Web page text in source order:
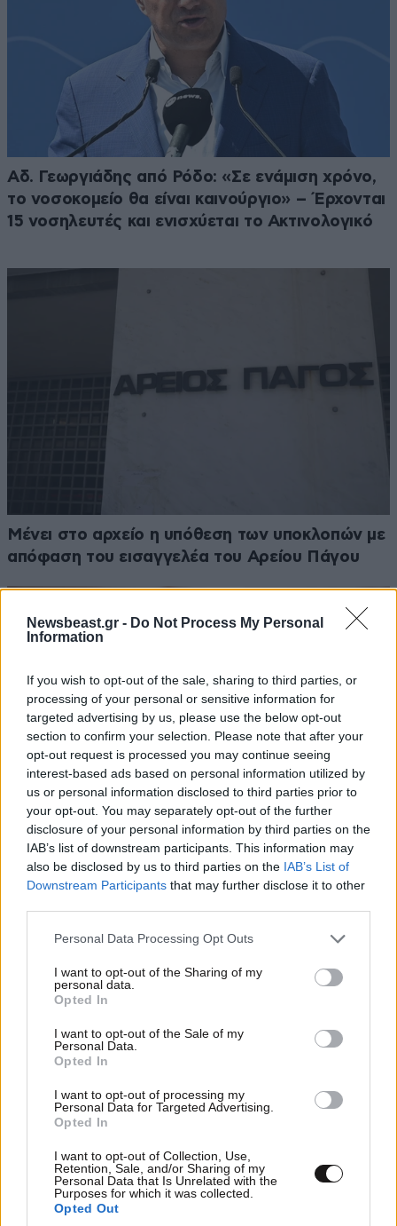
Newsbeast.gr - Do Not Process My Personal
Information
If you wish to opt-out of the sale, sharing to third parties, or
processing of your personal or sensitive information for
targeted advertising by us, please use the below opt-out
section to confirm your selection. Please note that after your
opt-out request is processed you may continue seeing
interest-based ads based on personal information utilized by
us or personal information disclosed to third parties prior to
your opt-out. You may separately opt-out of the further
disclosure of your personal information by third parties on the
IAB’s list of downstream participants. This information may
also be disclosed by us to third parties on the IAB’s List of
Downstream Participants that may further disclose it to other
Please note that this website/app uses one or more Google
not limited to your visit or usage behaviour. You may click to
grant or deny consent to Google and its third-party tags to
use your data for below specified purposes in below Google
consent section.
Personal Data Processing Opt Outs
I want to opt-out of the Sharing of my
personal data.
Opted In
I want to opt-out of the Sale of my
Personal Data.
Opted In
I want to opt-out of processing my
Personal Data for Targeted Advertising.
Opted In
I want to opt-out of Collection, Use,
Retention, Sale, and/or Sharing of my
Personal Data that Is Unrelated with the
Purposes for which it was collected.
Opted Out
Αδ. Γεωργιάδης από Ρόδο: «Σε ενάμιση χρόνο,
το νοσοκομείο θα είναι καινούργιο» – Έρχονται
15 νοσηλευτές και ενισχύεται το Ακτινολογικό
Μένει στο αρχείο η υπόθεση των υποκλοπών με
απόφαση του εισαγγελέα του Αρείου Πάγου
Α. Σκέρτσος: Θρηνούμε για τις ζωές των
πυροσβεστών και των πιλότων που χάθηκαν
Ακολουθήστε το
Google News
και μάθετε πρώτοι όλες τις ειδήσεις